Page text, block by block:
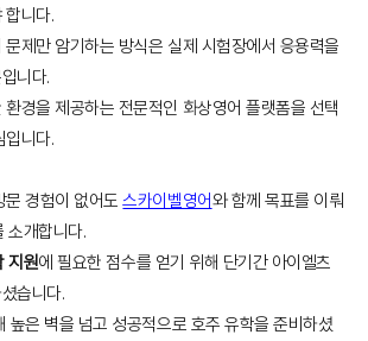
합니다.
제만 암기하는 방식은 실제 시험장에서 응용력을
니다.
경을 제공하는 전문적인 화상영어 플랫폼을 선택
입니다.
문 경험이 없어도스카이벨영어와 함께 목표를 이뤄
소개합니다.
지원에 필요한 점수를 얻기 위해 단기간 아이엘츠
습니다.
높은 벽을 넘고 성공적으로 호주 유학을 준비하셨